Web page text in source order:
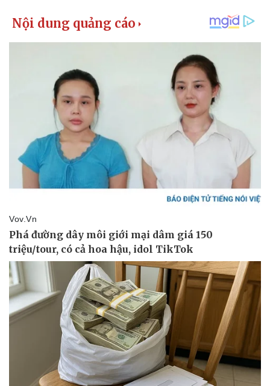
Pháp luật
Vụ án
Tin nóng
Tư vấn luật
Quân sự - Quốc phòng
Vũ khí
Việt Nam
Phân tích